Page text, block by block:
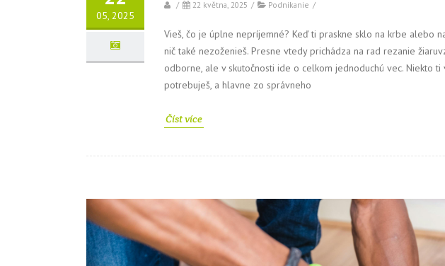
05, 2025
/ 22 května, 2025 / Podnikanie /
Vieš, čo je úplne nepríjemné? Keď ti praskne sklo na krbe alebo
nič také nezoženieš. Presne vtedy prichádza na rad rezanie
odborne, ale v skutočnosti ide o celkom jednoduchú vec. Niekto
potrebuješ, a hlavne zo správneho
Číst více